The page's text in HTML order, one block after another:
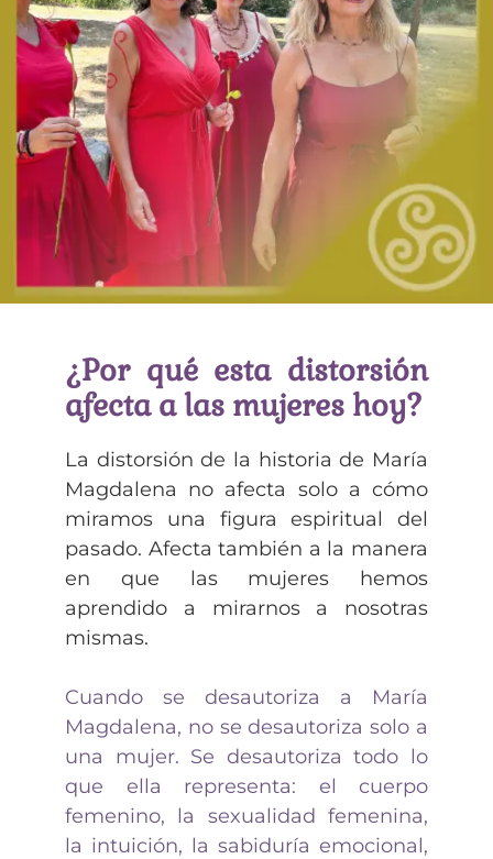
¿Por qué esta distorsión
afecta a las mujeres hoy?
La distorsión de la historia de María
Magdalena no afecta solo a cómo
miramos una figura espiritual del
pasado. Afecta también a la manera
en que las mujeres hemos
aprendido a mirarnos a nosotras
mismas.
Cuando se desautoriza a María
Magdalena, no se desautoriza solo a
una mujer. Se desautoriza todo lo
que ella representa: el cuerpo
femenino, la sexualidad femenina,
la intuición, la sabiduría emocional,